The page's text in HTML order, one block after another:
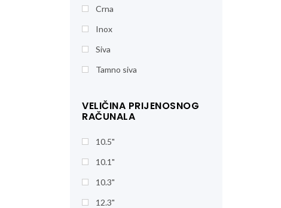
Crna
Inox
Siva
Tamno siva
VELIČINA PRIJENOSNOG
RAČUNALA
10.5"
10.1"
10.3"
12.3"